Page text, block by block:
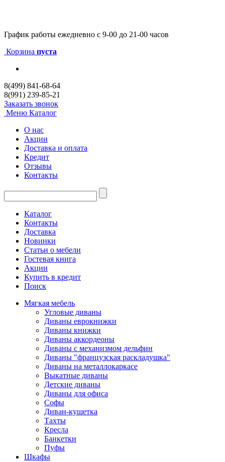
График работы ежедневно с 9-00 до 21-00 часов
Корзина пуста
8(499) 841-68-64
8(991) 239-85-21
Заказать звонок
Меню Каталог
О нас
Акции
Доставка и оплата
Кредит
Отзывы
Контакты
Каталог
Контакты
Доставка
Новинки
Статьи о мебели
Гостевая книга
Акции
Купить в кредит
Поиск
Мягкая мебель
Угловые диваны
Диваны еврокнижки
Диваны книжки
Диваны аккордеоны
Диваны с механизмом дельфин
Диваны "французская раскладушка"
Диваны на металлокаркасе
Выкатные диваны
Детские диваны
Диваны для офиса
Софы
Диван-кушетка
Тахты
Кресла
Банкетки
Пуфы
Шкафы